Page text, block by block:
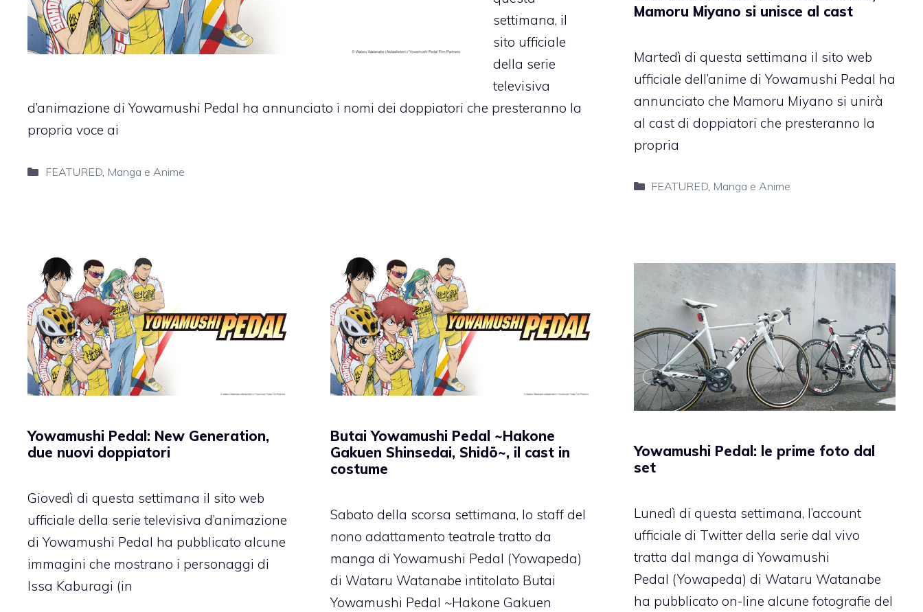
settimana, il
sito ufficiale
della serie
televisiva
d’animazione di Yowamushi Pedal ha annunciato i nomi dei doppiatori che presteranno la
propria voce ai
Categorie
FEATURED, Manga e Anime
Mamoru Miyano si unisce al cast
Martedì di questa settimana il sito web
ufficiale dell’anime di Yowamushi Pedal ha
annunciato che Mamoru Miyano si unirà
al cast di doppiatori che presteranno la
propria
Categorie
FEATURED, Manga e Anime
Yowamushi Pedal: New Generation,
due nuovi doppiatori
Giovedì di questa settimana il sito web
ufficiale della serie televisiva d’animazione
di Yowamushi Pedal ha pubblicato alcune
immagini che mostrano i personaggi di
Issa Kaburagi (in
Butai Yowamushi Pedal ~Hakone
Gakuen Shinsedai, Shidō~, il cast in
costume
Sabato della scorsa settimana, lo staff del
nono adattamento teatrale tratto da
manga di Yowamushi Pedal (Yowapeda)
di Wataru Watanabe intitolato Butai
Yowamushi Pedal ~Hakone Gakuen
Yowamushi Pedal: le prime foto dal
set
Lunedì di questa settimana, l’account
ufficiale di Twitter della serie dal vivo
tratta dal manga di Yowamushi
Pedal (Yowapeda) di Wataru Watanabe
ha pubblicato on-line alcune fotografie del